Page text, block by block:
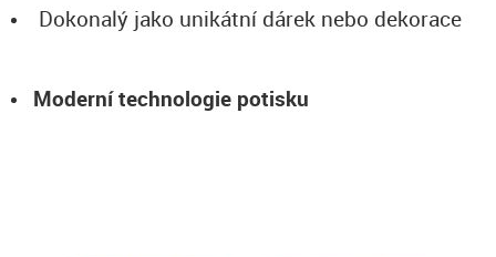
Dokonalý jako unikátní dárek nebo dekorace
Moderní technologie potisku